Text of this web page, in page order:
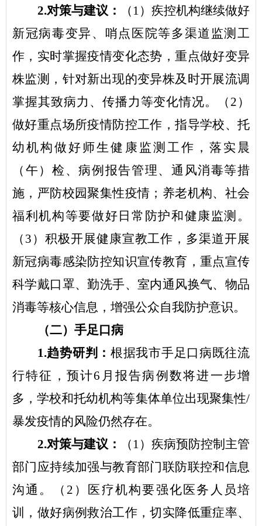
2.对策与建议： （ 1）疾控机构继续做好
新冠病毒变异、哨点医院等多渠道监测工
作，实时掌握疫情变化态势，重点做好变异
株监测，针对新出现的变异株及时开展流调
掌握其致病力、传播力等变化情况。（ 2 ）
做好重点场所疫情防控工作，指导学校、托
幼机构做好师生健康监测工作，落实晨
（午）检、病例报告管理、通风消毒等措
施，严防校园聚集性疫情；养老机构、社会
福利机构等要做好日常防护和健康监测。
（ 3 ）积极开展健康宣教工作，多渠道开展
新冠病毒感染防控知识宣传教育，重点宣传
科学戴口罩、勤洗手、室内通风换气、物品
消毒等核心信息，增强公众自我防护意识。
（二）手足口病
1.趋势研判： 根据我市手足口病既往流
行特征，预计6 月报告病例数将进一步增
多，学校和托幼机构等集体单位出现聚集性/
暴发疫情的风险仍然存在。
2.对策与建议： （ 1）疾病预防控制主管
部门应持续加强与教育部门联防联控和信息
沟通。（ 2 ）医疗机构要强化医务人员培
训，做好病例救治工作，切实降低重症率、